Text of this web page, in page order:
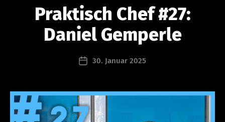
Praktisch Chef #27:
Daniel Gemperle
tr
@
a
s
Beitragsdatum
30. Januar 2025